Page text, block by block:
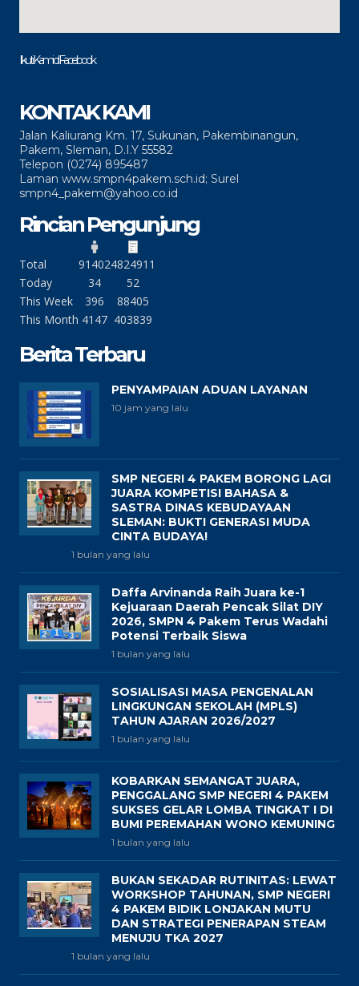
Ikuti Kami di Facebook
KONTAK KAMI
Jalan Kaliurang Km. 17, Sukunan, Pakembinangun,
Pakem, Sleman, D.I.Y 55582
Telepon (0274) 895487
Laman www.smpn4pakem.sch.id; Surel
smpn4_pakem@yahoo.co.id
Rincian Pengunjung
Total 914024824911
Today
34
52
This Week
396
88405
This Month 4147 403839
Berita Terbaru
PENYAMPAIAN ADUAN LAYANAN
10 jam yang lalu
SMP NEGERI 4 PAKEM BORONG LAGI
JUARA KOMPETISI BAHASA &
SASTRA DINAS KEBUDAYAAN
SLEMAN: BUKTI GENERASI MUDA
CINTA BUDAYA!
1 bulan yang lalu
Daffa Arvinanda Raih Juara ke-1
Kejuaraan Daerah Pencak Silat DIY
2026, SMPN 4 Pakem Terus Wadahi
Potensi Terbaik Siswa
1 bulan yang lalu
SOSIALISASI MASA PENGENALAN
LINGKUNGAN SEKOLAH (MPLS)
TAHUN AJARAN 2026/2027
1 bulan yang lalu
KOBARKAN SEMANGAT JUARA,
PENGGALANG SMP NEGERI 4 PAKEM
SUKSES GELAR LOMBA TINGKAT I DI
BUMI PEREMAHAN WONO KEMUNING
1 bulan yang lalu
BUKAN SEKADAR RUTINITAS: LEWAT
WORKSHOP TAHUNAN, SMP NEGERI
4 PAKEM BIDIK LONJAKAN MUTU
DAN STRATEGI PENERAPAN STEAM
MENUJU TKA 2027
1 bulan yang lalu